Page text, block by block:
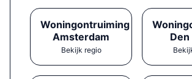
Woningontruiming
Amsterdam
Bekijk regio
Den